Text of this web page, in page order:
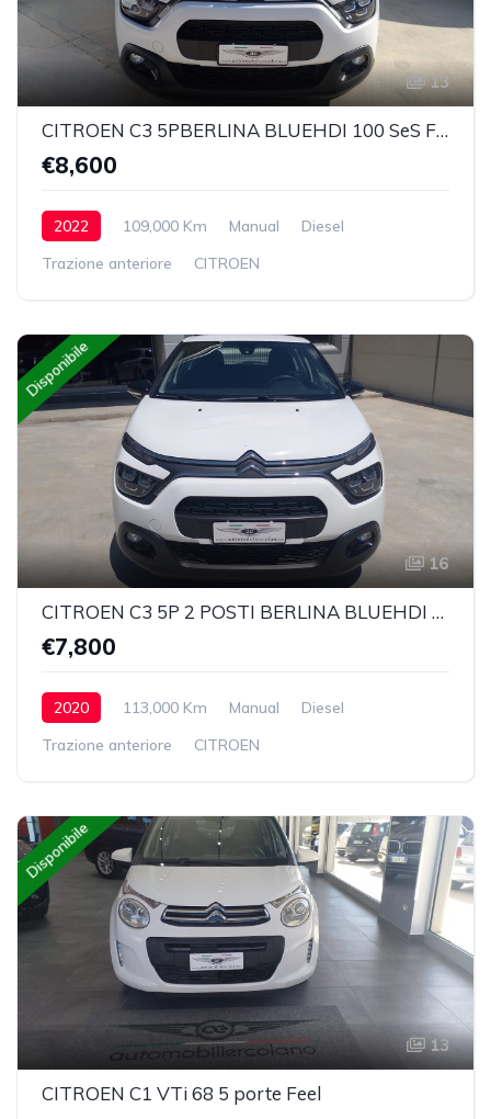
13
CITROEN C3 5PBERLINA BLUEHDI 100 SeS FEEL VAN
€8,600
2022 109,000 Km Manual
Diesel
Trazione anteriore
CITROEN
Disponibile
16
CITROEN C3 5P 2 POSTI BERLINA BLUEHDI 100 SeS FEEL
€7,800
2020 113,000 Km Manual
Diesel
Trazione anteriore
CITROEN
Disponibile
13
CITROEN C1 VTi 68 5 porte Feel